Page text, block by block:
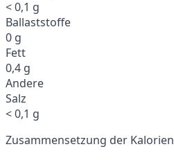
< 0,1 g
Ballaststoffe
0 g
Fett
0,4 g
Andere
Salz
< 0,1 g
Zusammensetzung der Kalorien